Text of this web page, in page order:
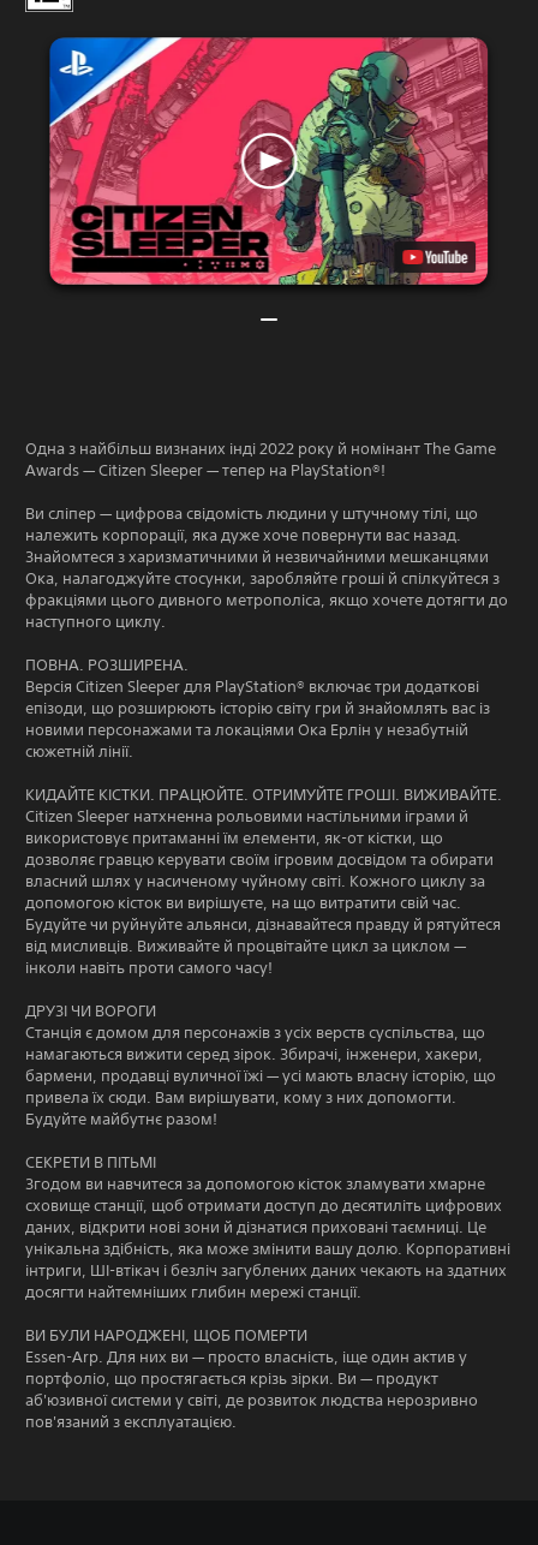
Одна з найбільш визнаних інді 2022 року й номінант The Game
Awards — Citizen Sleeper — тепер на PlayStation®!
Ви сліпер — цифрова свідомість людини у штучному тілі, що
належить корпорації, яка дуже хоче повернути вас назад.
Знайомтеся з харизматичними й незвичайними мешканцями
Ока, налагоджуйте стосунки, заробляйте гроші й спілкуйтеся з
фракціями цього дивного метрополіса, якщо хочете дотягти до
наступного циклу.
ПОВНА. РОЗШИРЕНА.
Версія Citizen Sleeper для PlayStation® включає три додаткові
епізоди, що розширюють історію світу гри й знайомлять вас із
новими персонажами та локаціями Ока Ерлін у незабутній
сюжетній лінії.
КИДАЙТЕ КІСТКИ. ПРАЦЮЙТЕ. ОТРИМУЙТЕ ГРОШІ. ВИЖИВАЙТЕ.
Citizen Sleeper натхненна рольовими настільними іграми й
використовує притаманні їм елементи, як-от кістки, що
дозволяє гравцю керувати своїм ігровим досвідом та обирати
власний шлях у насиченому чуйному світі. Кожного циклу за
допомогою кісток ви вирішуєте, на що витратити свій час.
Будуйте чи руйнуйте альянси, дізнавайтеся правду й рятуйтеся
від мисливців. Виживайте й процвітайте цикл за циклом —
інколи навіть проти самого часу!
ДРУЗІ ЧИ ВОРОГИ
Станція є домом для персонажів з усіх верств суспільства, що
намагаються вижити серед зірок. Збирачі, інженери, хакери,
бармени, продавці вуличної їжі — усі мають власну історію, що
привела їх сюди. Вам вирішувати, кому з них допомогти.
Будуйте майбутнє разом!
СЕКРЕТИ В ПІТЬМІ
Згодом ви навчитеся за допомогою кісток зламувати хмарне
сховище станції, щоб отримати доступ до десятиліть цифрових
даних, відкрити нові зони й дізнатися приховані таємниці. Це
унікальна здібність, яка може змінити вашу долю. Корпоративні
інтриги, ШІ-втікач і безліч загублених даних чекають на здатних
досягти найтемніших глибин мережі станції.
ВИ БУЛИ НАРОДЖЕНІ, ЩОБ ПОМЕРТИ
Essen-Arp. Для них ви — просто власність, іще один актив у
портфоліо, що простягається крізь зірки. Ви — продукт
аб'юзивної системи у світі, де розвиток людства нерозривно
пов'язаний з експлуатацією.